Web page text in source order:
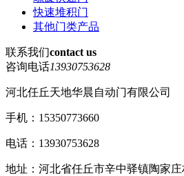
快速堆积门
其他门类产品
联系我们contact us
咨询电话13930753628
河北任丘天地华晨自动门有限公司
手机：15350773660
电话：13930753628
地址：河北省任丘市辛中驿镇陶家庄